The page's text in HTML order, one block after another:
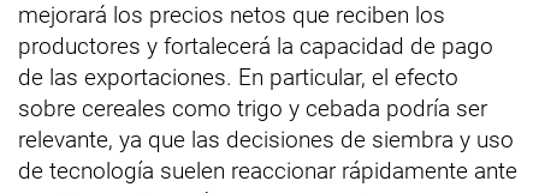
mejorará los precios netos que reciben los
productores y fortalecerá la capacidad de pago
de las exportaciones. En particular, el efecto
sobre cereales como trigo y cebada podría ser
relevante, ya que las decisiones de siembra y uso
de tecnología suelen reaccionar rápidamente ante